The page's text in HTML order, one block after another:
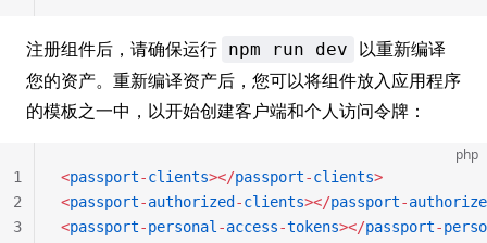
注册组件后，请确保运行 npm run dev
以重新编译
您的资产。重新编译资产后，您可以将组件放入应用程序
的模板之一中，以开始创建客户端和个人访问令牌：
php
<passport-clients></passport-clients>
<passport-authorized -clients></passport-
<passport-personal -access-tokens></passport-
1
2
3